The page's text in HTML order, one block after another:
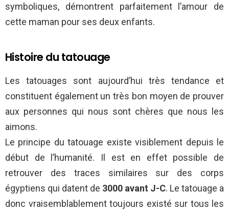
symboliques, démontrent parfaitement l’amour de
cette maman pour ses deux enfants.
Histoire du tatouage
Les tatouages sont aujourd’hui très tendance et
constituent également un très bon moyen de prouver
aux personnes qui nous sont chères que nous les
aimons.
Le principe du tatouage existe visiblement depuis le
début de l’humanité. Il est en effet possible de
retrouver des traces similaires sur des corps
égyptiens qui datent de 3000 avant J-C. Le tatouage a
donc vraisemblablement toujours existé sur tous les